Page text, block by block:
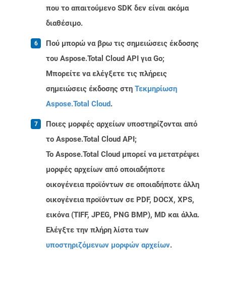
που το απαιτούμενο SDK δεν είναι ακόμα
διαθέσιμο.
Πού μπορώ να βρω τις σημειώσεις έκδοσης
του Aspose.Total Cloud API για Go;
Μπορείτε να ελέγξετε τις πλήρεις
σημειώσεις έκδοσης στη Τεκμηρίωση
Aspose.Total Cloud.
Ποιες μορφές αρχείων υποστηρίζονται από
το Aspose.Total Cloud API;
Το Aspose.Total Cloud μπορεί να μετατρέψει
μορφές αρχείων από οποιαδήποτε
οικογένεια προϊόντων σε οποιαδήποτε άλλη
οικογένεια προϊόντων σε PDF, DOCX, XPS,
εικόνα (TIFF, JPEG, PNG BMP), MD και άλλα.
Ελέγξτε την πλήρη λίστα των
υποστηριζόμενων μορφών αρχείων.